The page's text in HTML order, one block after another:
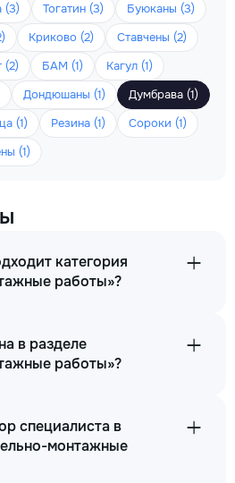
(3) Тогатин (3)
Буюканы (3)
Криково (2)
Ставчены (2)
(2) БАМ (1)
Кагул (1)
Дондюшаны (1)
Думбрава (1)
(1) Резина (1)
Сороки (1)
(1)
категория
работы»?
в разделе
работы»?
специалиста в
монтажные